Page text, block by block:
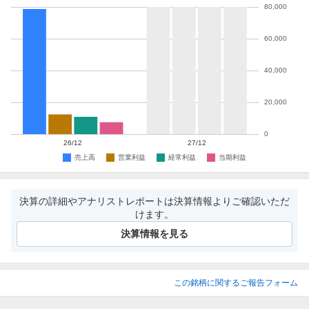
決算の詳細やアナリストレポートは決算情報よりご確認いただ
けます。
決算情報を見る
この銘柄に関するご報告フォーム